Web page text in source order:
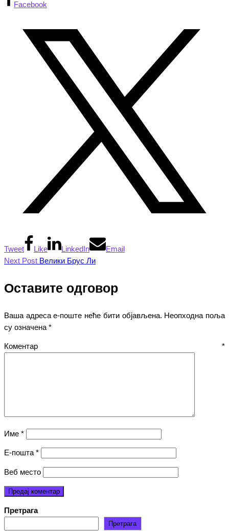
Facebook
Tweet Like LinkedIn
Email
Next Post Велики Брус Ли
Оставите одговор
Ваша адреса е-поште неће бити објављена. Неопходна поља
су означена *
Коментар *
Име *
Е-пошта*
Веб место
Претрага
Претрага